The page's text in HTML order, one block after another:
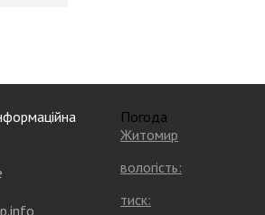
Погода
Житомир
вологість:
тиск: